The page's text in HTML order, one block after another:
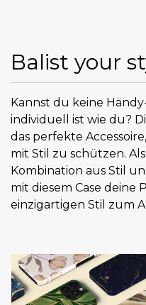
Balist your
Kannst du keine
individuell ist wie du?
das perfekte
mit Stil zu schützen.
Kombination aus Stil
mit diesem Case deine
einzigartigen Stil zum